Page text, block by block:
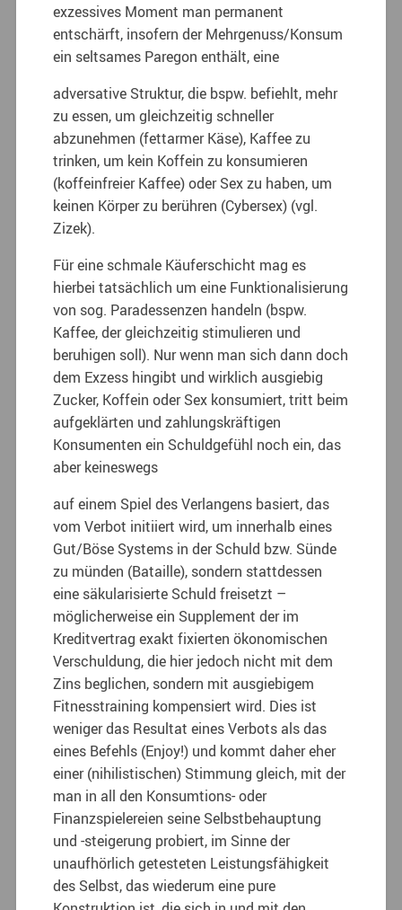
exzessives Moment man permanent
entschärft, insofern der Mehrgenuss/Konsum
ein seltsames Paregon enthält, eine
adversative Struktur, die bspw. befiehlt, mehr
zu essen, um gleichzeitig schneller
abzunehmen (fettarmer Käse), Kaffee zu
trinken, um kein Koffein zu konsumieren
(koffeinfreier Kaffee) oder Sex zu haben, um
keinen Körper zu berühren (Cybersex) (vgl.
Zizek).
Für eine schmale Käuferschicht mag es
hierbei tatsächlich um eine Funktionalisierung
von sog. Paradessenzen handeln (bspw.
Kaffee, der gleichzeitig stimulieren und
beruhigen soll). Nur wenn man sich dann doch
dem Exzess hingibt und wirklich ausgiebig
Zucker, Koffein oder Sex konsumiert, tritt beim
aufgeklärten und zahlungskräftigen
Konsumenten ein Schuldgefühl noch ein, das
aber keineswegs
auf einem Spiel des Verlangens basiert, das
vom Verbot initiiert wird, um innerhalb eines
Gut/Böse Systems in der Schuld bzw. Sünde
zu münden (Bataille), sondern stattdessen
eine säkularisierte Schuld freisetzt –
möglicherweise ein Supplement der im
Kreditvertrag exakt fixierten ökonomischen
Verschuldung, die hier jedoch nicht mit dem
Zins beglichen, sondern mit ausgiebigem
Fitnesstraining kompensiert wird. Dies ist
weniger das Resultat eines Verbots als das
eines Befehls (Enjoy!) und kommt daher eher
einer (nihilistischen) Stimmung gleich, mit der
man in all den Konsumtions- oder
Finanzspielereien seine Selbstbehauptung
und -steigerung probiert, im Sinne der
unaufhörlich getesteten Leistungsfähigkeit
des Selbst, das wiederum eine pure